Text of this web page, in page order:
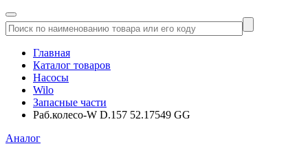
Главная
Каталог товаров
Насосы
Wilo
Запасные части
Раб.колесо-W D.157 52.17549 GG
Аналог